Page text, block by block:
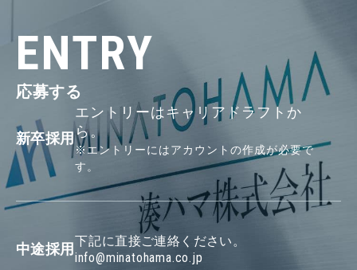
ENTRY
応募する
新卒採用
エントリーはキャリアドラフトか
ら。
※エントリーにはアカウントの作成が必要で
す。
中途採用
に直接ご連絡ください。
info@minatohama.co.jp